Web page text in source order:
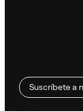
Suscríbete a